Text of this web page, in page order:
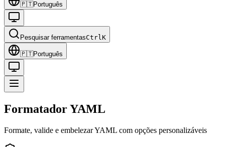
🇵🇹Português
Pesquisar ferramentasCtrlK
🇵🇹Português
Formatador YAML
Formate, valide e embelezar YAML com opções personalizáveis